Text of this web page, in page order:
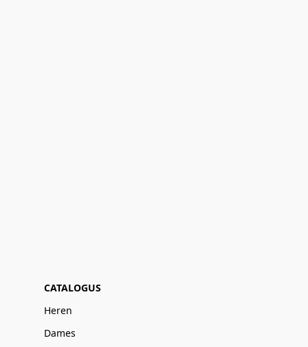
CATALOGUS
Heren
Dames